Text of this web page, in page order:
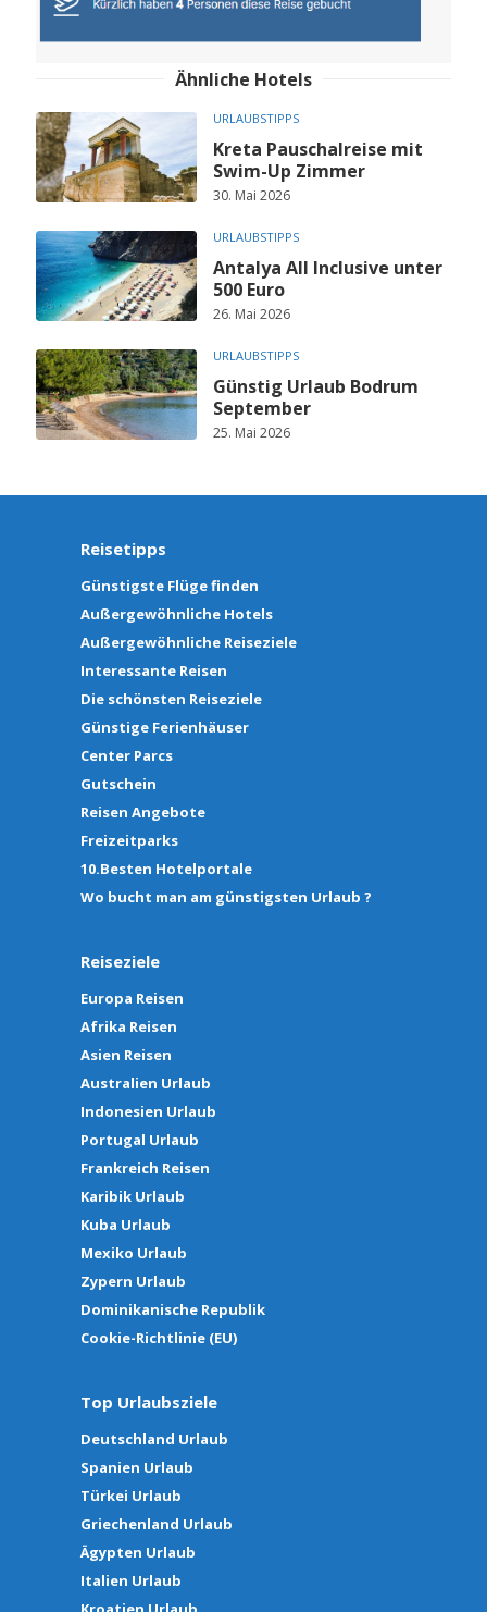
Ähnliche Hotels
URLAUBSTIPPS
Kreta Pauschalreise mit
Swim-Up Zimmer
30. Mai 2026
URLAUBSTIPPS
Antalya All Inclusive unter
500 Euro
26. Mai 2026
URLAUBSTIPPS
Günstig Urlaub Bodrum
September
25. Mai 2026
Reisetipps
Günstigste Flüge finden
Außergewöhnliche Hotels
Außergewöhnliche Reiseziele
Interessante Reisen
Die schönsten Reiseziele
Günstige Ferienhäuser
Center Parcs
Gutschein
Reisen Angebote
Freizeitparks
10.Besten Hotelportale
Wo bucht man am günstigsten Urlaub ?
Reiseziele
Europa Reisen
Afrika Reisen
Asien Reisen
Australien Urlaub
Indonesien Urlaub
Portugal Urlaub
Frankreich Reisen
Karibik Urlaub
Kuba Urlaub
Mexiko Urlaub
Zypern Urlaub
Dominikanische Republik
Cookie-Richtlinie (EU)
Top Urlaubsziele
Deutschland Urlaub
Spanien Urlaub
Türkei Urlaub
Griechenland Urlaub
Ägypten Urlaub
Italien Urlaub